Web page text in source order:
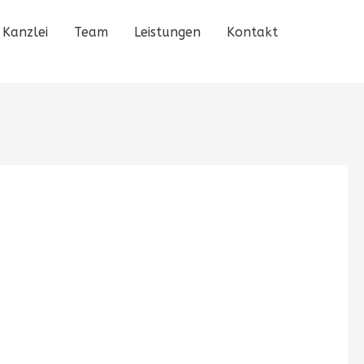
Kanzlei Team Leistungen Kontakt